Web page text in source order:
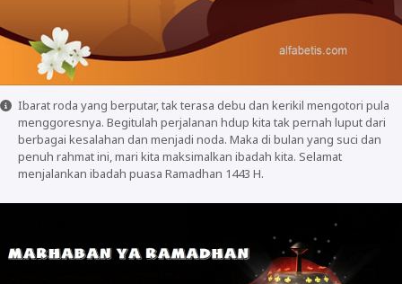
Ibarat roda yang berputar, tak terasa debu dan kerikil mengotori pula
menggoresnya. Begitulah perjalanan hdup kita tak pernah luput dari
berbagai kesalahan dan menjadi noda. Maka di bulan yang suci dan
penuh rahmat ini, mari kita maksimalkan ibadah kita. Selamat
menjalankan ibadah puasa Ramadhan 1443 H.